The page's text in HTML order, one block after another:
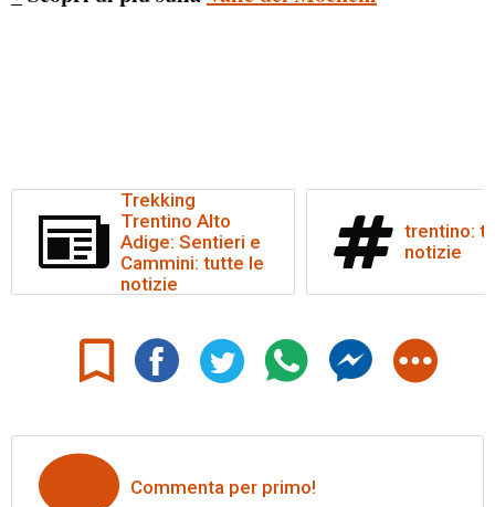
Trekking
Trentino Alto
Adige: Sentieri e
Cammini: tutte le
notizie
trentino:
notizie
Commenta per primo!